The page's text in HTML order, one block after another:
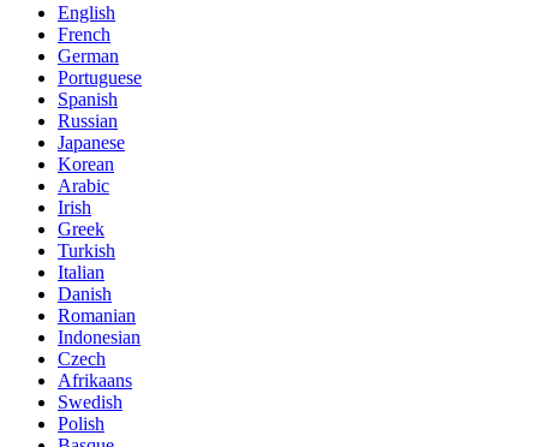
English
French
German
Portuguese
Spanish
Russian
Japanese
Korean
Arabic
Irish
Greek
Turkish
Italian
Danish
Romanian
Indonesian
Czech
Afrikaans
Swedish
Polish